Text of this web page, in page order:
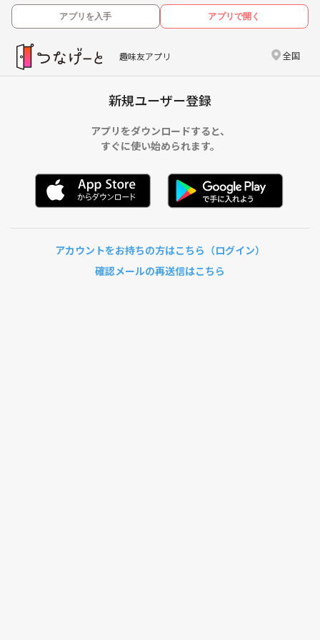
アプリを入手 アプリで開く
趣味友アプリ 全国
新規ユーザー登録
アプリをダウンロードすると、
すぐに使い始められます。
アカウントをお持ちの方はこちら（ログイン）
確認メールの再送信はこちら